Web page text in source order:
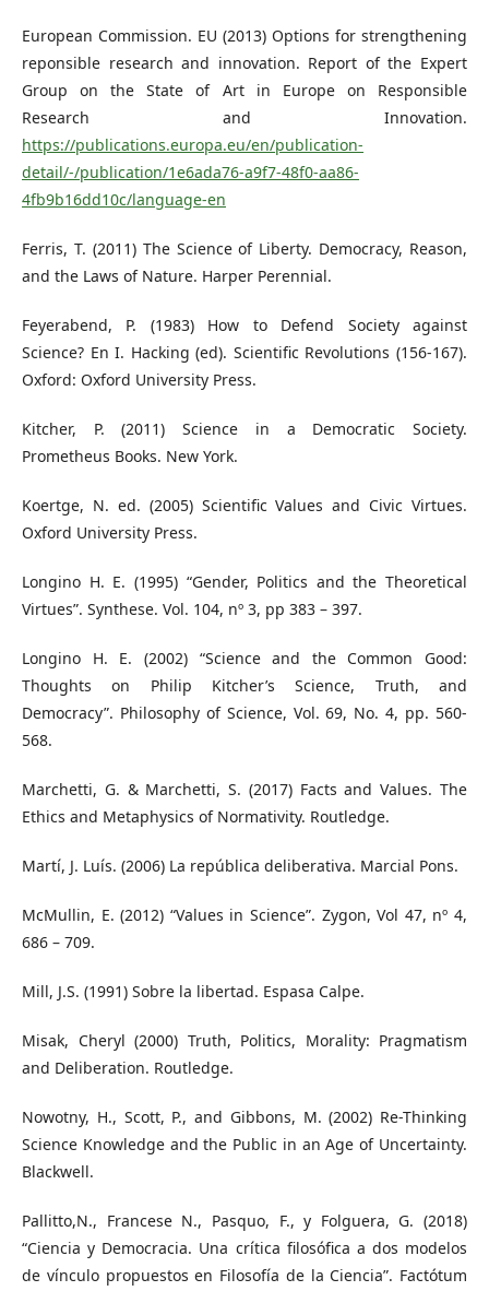
European Commission. EU (2013) Options for strengthening
reponsible research and innovation. Report of the Expert
Group on the State of Art in Europe on Responsible
Research and Innovation.
https://publications.europa.eu/en/publication-
detail/-/publication/1e6ada76-a9f7-48f0-aa86-
4fb9b16dd10c/language-en
Ferris, T. (2011) The Science of Liberty. Democracy, Reason,
and the Laws of Nature. Harper Perennial.
Feyerabend, P. (1983) How to Defend Society against
Science? En I. Hacking (ed). Scientific Revolutions (156-167).
Oxford: Oxford University Press.
Kitcher, P. (2011) Science in a Democratic Society.
Prometheus Books. New York.
Koertge, N. ed. (2005) Scientific Values and Civic Virtues.
Oxford University Press.
Longino H. E. (1995) “Gender, Politics and the Theoretical
Virtues”. Synthese. Vol. 104, nº 3, pp 383 – 397.
Longino H. E. (2002) “Science and the Common Good:
Thoughts on Philip Kitcher’s Science, Truth, and
Democracy”. Philosophy of Science, Vol. 69, No. 4, pp. 560-
568.
Marchetti, G. & Marchetti, S. (2017) Facts and Values. The
Ethics and Metaphysics of Normativity. Routledge.
Martí, J. Luís. (2006) La república deliberativa. Marcial Pons.
McMullin, E. (2012) “Values in Science”. Zygon, Vol 47, nº 4,
686 – 709.
Mill, J.S. (1991) Sobre la libertad. Espasa Calpe.
Misak, Cheryl (2000) Truth, Politics, Morality: Pragmatism
and Deliberation. Routledge.
Nowotny, H., Scott, P., and Gibbons, M. (2002) Re-Thinking
Science Knowledge and the Public in an Age of Uncertainty.
Blackwell.
Pallitto,N., Francese N., Pasquo, F., y Folguera, G. (2018)
“Ciencia y Democracia. Una crítica filosófica a dos modelos
de vínculo propuestos en Filosofía de la Ciencia”. Factótum